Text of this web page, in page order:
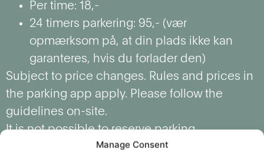
Manage Consent
Per time: 18,-
24 timers parkering: 95,- (vær
opmærksom på, at din plads ikke kan
garanteres, hvis du forlader den)
Subject to price changes. Rules and prices in
the parking app apply. Please follow the
guidelines on-site.
It is not possible to reserve parking.